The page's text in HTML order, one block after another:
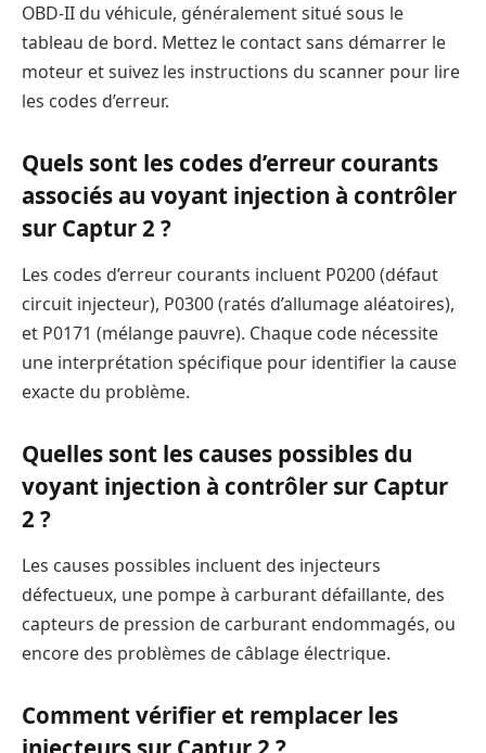
OBD-II du véhicule, généralement situé sous le
tableau de bord. Mettez le contact sans démarrer le
moteur et suivez les instructions du scanner pour lire
les codes d’erreur.
Quels sont les codes d’erreur courants
associés au voyant injection à contrôler
sur Captur 2 ?
Les codes d’erreur courants incluent P0200 (défaut
circuit injecteur), P0300 (ratés d’allumage aléatoires),
et P0171 (mélange pauvre). Chaque code nécessite
une interprétation spécifique pour identifier la cause
exacte du problème.
Quelles sont les causes possibles du
voyant injection à contrôler sur Captur
2 ?
Les causes possibles incluent des injecteurs
défectueux, une pompe à carburant défaillante, des
capteurs de pression de carburant endommagés, ou
encore des problèmes de câblage électrique.
Comment vérifier et remplacer les